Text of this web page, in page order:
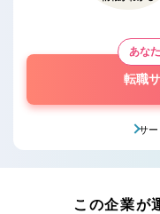
あな
転職
サー
この企業が